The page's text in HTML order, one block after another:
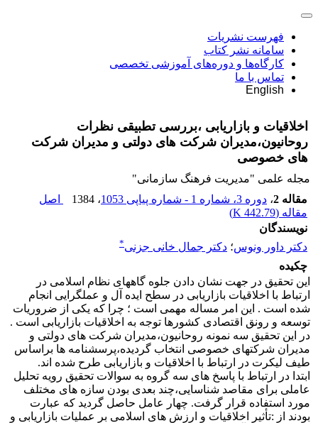
فهرست نشریات
سامانه نشر کتاب
کارگاه‌ها و دوره‌های آموزشی تخصصی
تماس با ما
English
اخلاقیات و بازاریابی ،بررسی تطبیقی نظرات
روحانیون،مدیران شرکت های دولتی و مدیران شرکت
های خصوصی
مجله علمی "مدیریت فرهنگ سازمانی"
مقاله 2
، دوره 3، شماره 1 - شماره پیاپی 1053 ، 1384
اصل
مقاله (442.79 K
)
نویسندگان
دکتر داور ونوس؛ دکتر جمال خانی جزنی*
چکیده
این تحقیق در جهت نشان دادن جلوه گاههای نظام اسلامی در
ارتباط با اخلاقیات بازاریابی در سطح ایده آل و عملگرایی انجام
شده است . این امر مساله مهمی است ؛ چرا که یکی از ضروریات
توسعه و رونق اقتصادی کشورها توجه به اخلاقیات بازاریابی است .
در این تحقیق سه نمونه روحانیون،مدیران شرکت های دولتی و
مدیران شرکتهای خصوصی انتخاب گردیده،پرسشنامه ها براساس
طیف لیکرت در ارتباط با اخلاقیات و بازاریابی طرح شده اند.
ابتدا در ارتباط با پاسخ های سه گروه به سوالات تحقیق رویه تحلیل
عاملی برای مقاصد شناسایی،چند بعدی بودن سازه های مختلف
مورد استفاده قرار گرفت. چهار عامل حاصل گردید که عبارت
بودند از :تأثیر اخلاقیات و ارزش های اسلامی بر عملیات بازاریابی و